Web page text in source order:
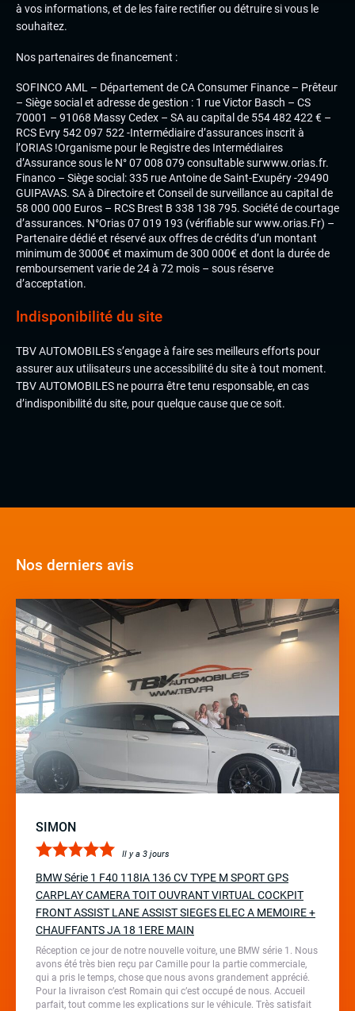
à vos informations, et de les faire rectifier ou détruire si vous le
souhaitez.
Nos partenaires de financement :
SOFINCO AML – Département de CA Consumer Finance – Prêteur
– Siège social et adresse de gestion : 1 rue Victor Basch – CS
70001 – 91068 Massy Cedex – SA au capital de 554 482 422 € –
RCS Evry 542 097 522 -Intermédiaire d’assurances inscrit à
l’ORIAS !Organisme pour le Registre des Intermédiaires
d’Assurance sous le N° 07 008 079 consultable surwww.orias.fr.
Financo – Siège social: 335 rue Antoine de Saint-Exupéry -29490
GUIPAVAS. SA à Directoire et Conseil de surveillance au capital de
58 000 000 Euros – RCS Brest B 338 138 795. Société de courtage
d’assurances. N°Orias 07 019 193 (vérifiable sur www.orias.Fr) –
Partenaire dédié et réservé aux offres de crédits d’un montant
minimum de 3000€ et maximum de 300 000€ et dont la durée de
remboursement varie de 24 à 72 mois – sous réserve
d’acceptation.
Indisponibilité du site
TBV AUTOMOBILES s’engage à faire ses meilleurs efforts pour
assurer aux utilisateurs une accessibilité du site à tout moment.
TBV AUTOMOBILES ne pourra être tenu responsable, en cas
d’indisponibilité du site, pour quelque cause que ce soit.
Nos derniers avis
SIMON
Il y a 3 jours
BMW Série 1 F40 118IA 136 CV TYPE M SPORT GPS
CARPLAY CAMERA TOIT OUVRANT VIRTUAL COCKPIT
FRONT ASSIST LANE ASSIST SIEGES ELEC A MEMOIRE +
CHAUFFANTS JA 18 1ERE MAIN
Réception ce jour de notre nouvelle voiture, une BMW série 1. Nous
avons été très bien reçu par Camille pour la partie commerciale,
qui a pris le temps, chose que nous avons grandement apprécié.
Pour la livraison c’est Romain qui c’est occupé de nous. Accueil
parfait, tout comme les explications sur le véhicule. Très satisfait